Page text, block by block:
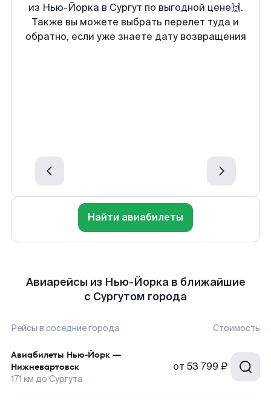
из Нью-Йорка в Сургут по выгодной цене🙌.
Также вы можете выбрать перелет туда и
обратно, если уже знаете дату возвращения
Найти авиабилеты
Авиарейсы из Нью-Йорка в ближайшие
с Сургутом города
Рейсы в соседние города Стоимость
Авиабилеты Нью-Йорк —
Нижневартовск
171 км до Сургута
от 53 799 ₽